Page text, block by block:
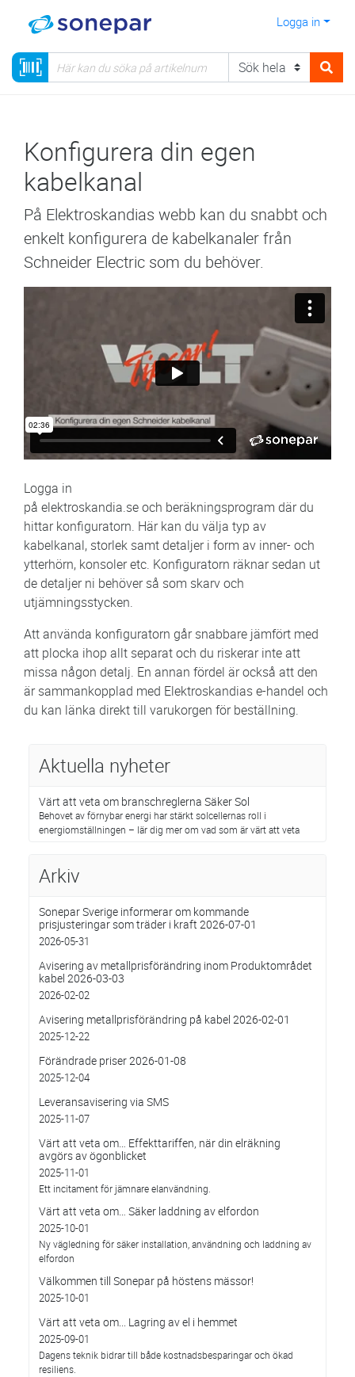
Logga in
Konfigurera din egen
kabelkanal
På Elektroskandias webb kan du snabbt och
enkelt konfigurera de kabelkanaler från
Schneider Electric som du behöver.
Logga in
på elektroskandia.se och beräkningsprogram där du
hittar konfiguratorn. Här kan du välja typ av
kabelkanal, storlek samt detaljer i form av inner- och
ytterhörn, konsoler etc. Konfiguratorn räknar sedan ut
de detaljer ni behöver så som skarv och
utjämningsstycken.
Att använda konfiguratorn går snabbare jämfört med
att plocka ihop allt separat och du riskerar inte att
missa någon detalj. En annan fördel är också att den
är sammankopplad med Elektroskandias e-handel och
du kan länka direkt till varukorgen för beställning.
Aktuella nyheter
Värt att veta om branschreglerna Säker Sol
Behovet av förnybar energi har stärkt solcellernas roll i
energiomställningen – lär dig mer om vad som är värt att veta
Arkiv
Sonepar Sverige informerar om kommande
prisjusteringar som träder i kraft 2026-07-01
2026-05-31
Avisering av metallprisförändring inom Produktområdet
kabel 2026-03-03
2026-02-02
Avisering metallprisförändring på kabel 2026-02-01
2025-12-22
Förändrade priser 2026-01-08
2025-12-04
Leveransavisering via SMS
2025-11-07
Värt att veta om… Effekttariffen, när din elräkning
avgörs av ögonblicket
2025-11-01
Ett incitament för jämnare elanvändning.
Värt att veta om… Säker laddning av elfordon
2025-10-01
Ny vägledning för säker installation, användning och laddning av
elfordon
Välkommen till Sonepar på höstens mässor!
2025-10-01
Värt att veta om... Lagring av el i hemmet
2025-09-01
Dagens teknik bidrar till både kostnadsbesparingar och ökad
resiliens.